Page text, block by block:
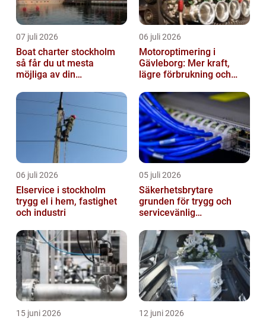
07 juli 2026
Boat charter stockholm
så får du ut mesta
möjliga av din
06 juli 2026
Motoroptimering i
Gävleborg: Mer kraft,
lägre förbrukning och
06 juli 2026
Elservice i stockholm
trygg el i hem, fastighet
och industri
05 juli 2026
Säkerhetsbrytare
grunden för trygg och
servicevänlig
15 juni 2026 12 juni 2026